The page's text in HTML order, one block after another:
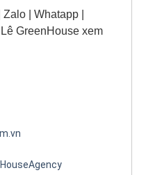
| Whatapp |
GreenHouse xem